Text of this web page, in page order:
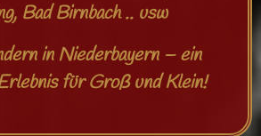
Bad Birnbach .. usw
in Niederbayern – ein
für Groß und Klein!